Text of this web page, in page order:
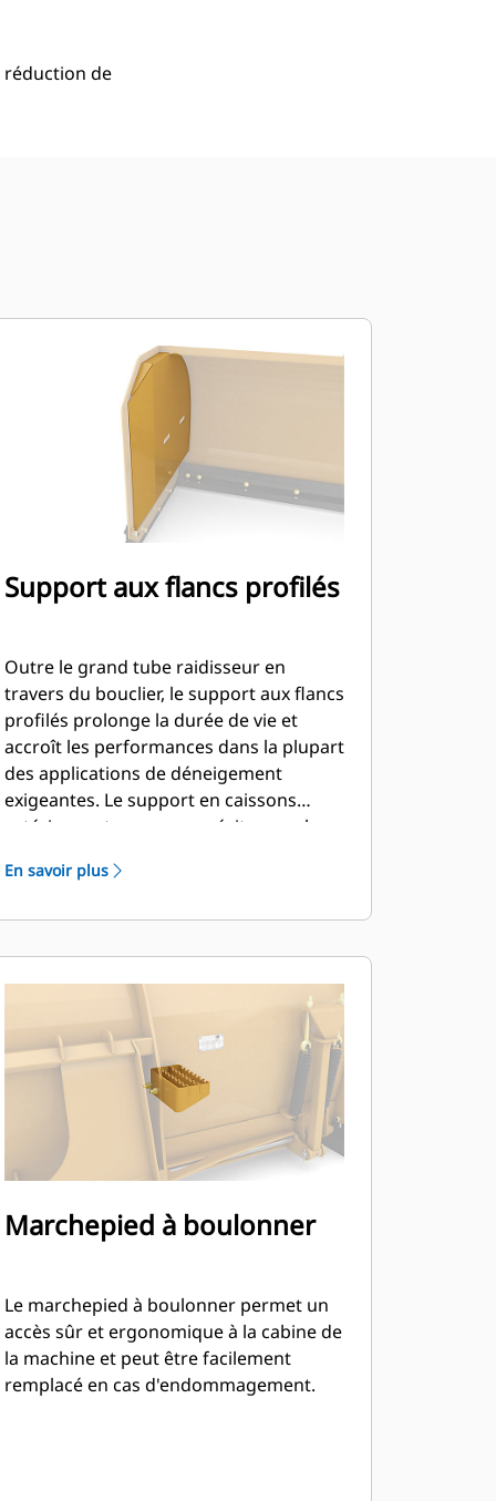
réduction de
Support aux flancs profilés
Outre le grand tube raidisseur en
travers du bouclier, le support aux flancs
profilés prolonge la durée de vie et
accroît les performances dans la plupart
des applications de déneigement
exigeantes. Le support en caissons
extérieur est conçu pour éviter que la
renforcer les sections de poussée
En savoir plus
Marchepied à boulonner
Le marchepied à boulonner permet un
accès sûr et ergonomique à la cabine de
la machine et peut être facilement
remplacé en cas d'endommagement.